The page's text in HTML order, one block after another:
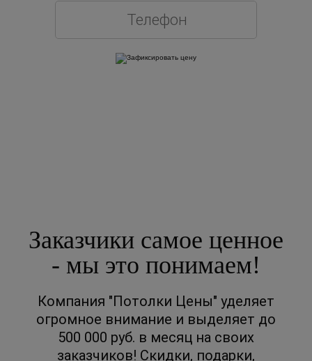
Заказчики самое ценное
- мы это понимаем!
Компания "Потолки Цены" уделяет
огромное внимание и выделяет до
500 000 руб. в месяц на своих
заказчиков! Скидки, подарки,